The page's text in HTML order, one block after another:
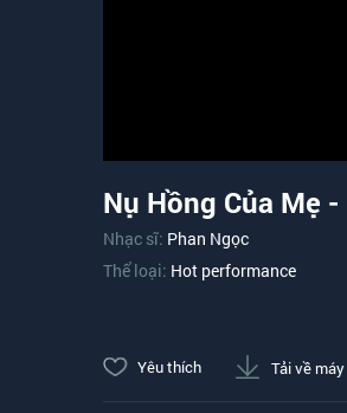
Nụ Hồng Của Mẹ -
Nhạc sĩ: Phan Ngọc
Thể loại: Hot performance
Yêu thích Tải về máy